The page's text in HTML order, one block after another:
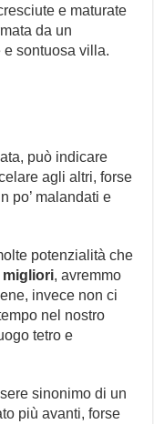
e maturate
da un
sontuosa villa.
può indicare
agli altri, forse
po’ malandati e
potenzialità che
migliori, avremmo
invece non ci
nel nostro
tetro e
sinonimo di un
più avanti, forse